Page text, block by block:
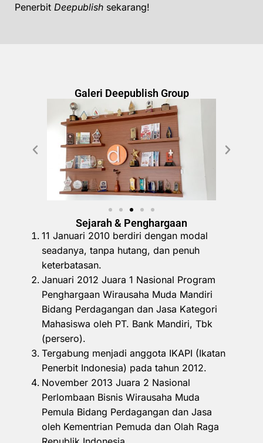
Penerbit Deepublish sekarang!
Galeri Deepublish Group
Sejarah & Penghargaan
11 Januari 2010 berdiri dengan modal
seadanya, tanpa hutang, dan penuh
keterbatasan.
Januari 2012 Juara 1 Nasional Program
Penghargaan Wirausaha Muda Mandiri
Bidang Perdagangan dan Jasa Kategori
Mahasiswa oleh PT. Bank Mandiri, Tbk
(persero).
Tergabung menjadi anggota IKAPI (Ikatan
Penerbit Indonesia) pada tahun 2012.
November 2013 Juara 2 Nasional
Perlombaan Bisnis Wirausaha Muda
Pemula Bidang Perdagangan dan Jasa
oleh Kementrian Pemuda dan Olah Raga